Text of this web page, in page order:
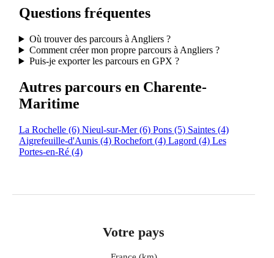
Questions fréquentes
Où trouver des parcours à Angliers ?
Comment créer mon propre parcours à Angliers ?
Puis-je exporter les parcours en GPX ?
Autres parcours en Charente-
Maritime
La Rochelle (6) Nieul-sur-Mer(6) Pons (5) Saintes (4)
Aigrefeuille-d'Aunis (4) Rochefort (4) Lagord (4) Les
Portes-en-Ré (4)
Votre pays